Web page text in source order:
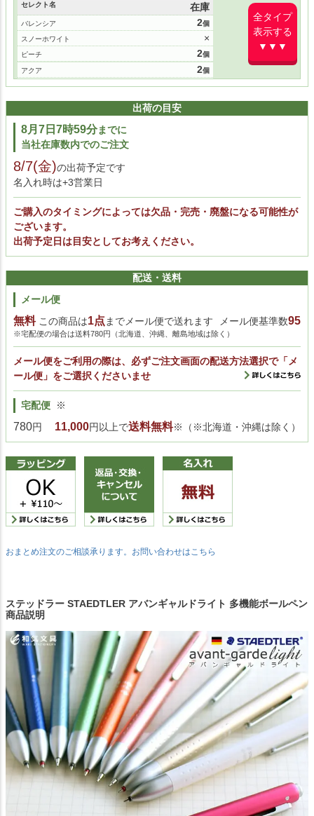
全タイプ
表示する
▼▼▼
セレクト名 在庫
バレンシア 2
スノーホワイト ×
ピーチ 2
アクア 2
クールシルバー 4
ナイトブルー 3
シャンパンゴールド 1
アーバンブルー
チェリーブロッサム
グリーンティ
出荷の目安
8月7日7時59分までに
当社在庫数内でのご注文
8/7(金)の出荷予定です
名入れ時は+3営業日
ご購入のタイミングによっては欠品・完売・廃盤になる可能性が
ございます。
出荷予定日は目安としてお考えください。
配送・送料
メール便
無料この商品は1点 までメール便で送れます メール便基準数95
※宅配便の場合は送料780円（北海道、沖縄、離島地域は除く）
メール便をご利用の際は、必ずご注文画面の配送方法選択で「メ
ール便」をご選択くださいませ
宅配便
780円
※
11,000円以上で送料無料※（※北海道・沖縄は除く）
おまとめ注文のご相談承ります。お問い合わせはこちら
ステッドラー STAEDTLER アバンギャルドライト 多機能ボールペン
商品説明